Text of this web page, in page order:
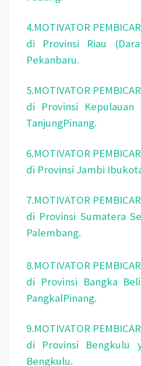
4.MOTIVATOR
di Provinsi Riau
Pekanbaru.
5.MOTIVATOR
di Provinsi
TanjungPinang.
6.MOTIVATOR
di Provinsi Jambi
7.MOTIVATOR
di Provinsi Sumatera
Palembang.
8.MOTIVATOR
di Provinsi Bangka
PangkalPinang.
9.MOTIVATOR
di Provinsi Bengkulu
Bengkulu.